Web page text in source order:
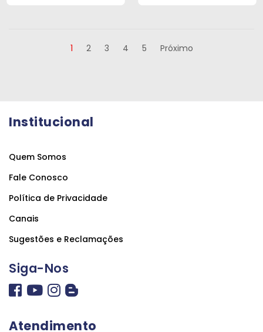
1 2 3 4 5 Próximo
Institucional
Quem Somos
Fale Conosco
Política de Privacidade
Canais
Sugestões e Reclamações
Siga-Nos
Atendimento